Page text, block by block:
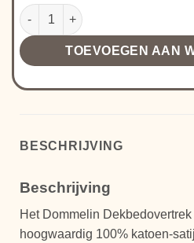
Nino aantal
TOEVOEGEN AAN
BESCHRIJVING
Beschrijving
Het Dommelin
hoogwaardig 100% katoen-